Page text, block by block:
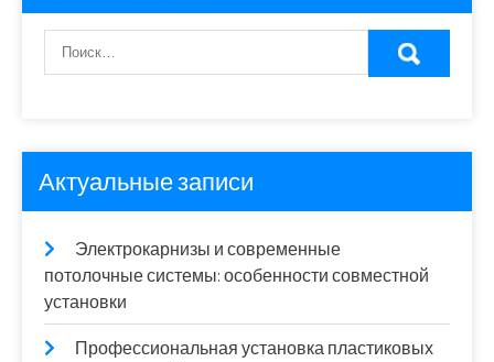
Актуальные записи
Электрокарнизы и современные
потолочные системы: особенности совместной
установки
Профессиональная установка пластиковых